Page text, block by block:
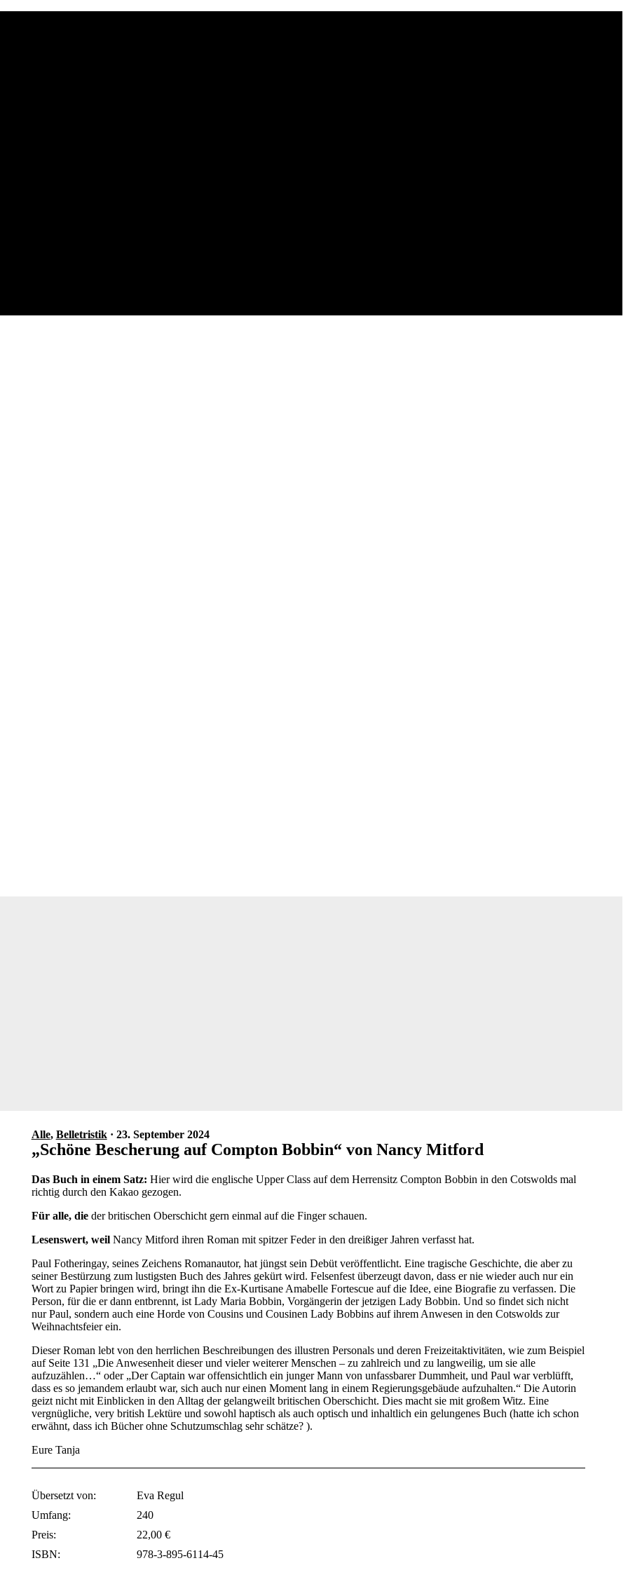
Alle, Belletristik· 23. September 2024
„Schöne Bescherung auf Compton Bobbin“ von Nancy Mitford
Das Buch in einem Satz: Hier wird die englische Upper Class auf dem Herrensitz Compton Bobbin in den Cotswolds mal
richtig durch den Kakao gezogen.
Für alle, dieder britischen Oberschicht gern einmal auf die Finger schauen.
Lesenswert, weilNancy Mitford ihren Roman mit spitzer Feder in den dreißiger Jahren verfasst hat.
Paul Fotheringay, seines Zeichens Romanautor, hat jüngst sein Debüt veröffentlicht. Eine tragische Geschichte, die aber zu
seiner Bestürzung zum lustigsten Buch des Jahres gekürt wird. Felsenfest überzeugt davon, dass er nie wieder auch nur ein
Wort zu Papier bringen wird, bringt ihn die Ex-Kurtisane Amabelle Fortescue auf die Idee, eine Biografie zu verfassen. Die
Person, für die er dann entbrennt, ist Lady Maria Bobbin, Vorgängerin der jetzigen Lady Bobbin. Und so findet sich nicht
nur Paul, sondern auch eine Horde von Cousins und Cousinen Lady Bobbins auf ihrem Anwesen in den Cotswolds zur
Weihnachtsfeier ein.
Dieser Roman lebt von den herrlichen Beschreibungen des illustren Personals und deren Freizeitaktivitäten, wie zum Beispiel
auf Seite 131 „Die Anwesenheit dieser und vieler weiterer Menschen – zu zahlreich und zu langweilig, um sie alle
aufzuzählen…“ oder „Der Captain war offensichtlich ein junger Mann von unfassbarer Dummheit, und Paul war verblüfft,
dass es so jemandem erlaubt war, sich auch nur einen Moment lang in einem Regierungsgebäude aufzuhalten.“ Die Autorin
geizt nicht mit Einblicken in den Alltag der gelangweilt britischen Oberschicht. Dies macht sie mit großem Witz. Eine
vergnügliche, very british Lektüre und sowohl haptisch als auch optisch und inhaltlich ein gelungenes Buch (hatte ich schon
erwähnt, dass ich Bücher ohne Schutzumschlag sehr schätze? ).
Eure Tanja
Übersetzt von:
Eva Regul
Umfang:
240
Preis:
22,00 €
ISBN:
978-3-895-6114-45